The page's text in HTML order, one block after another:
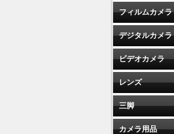
フィルムカメラ
デジタルカメラ
ビデオカメラ
レンズ
三脚
カメラ用品